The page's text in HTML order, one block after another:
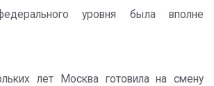
уровня была вполне
лет Москва готовила на смену